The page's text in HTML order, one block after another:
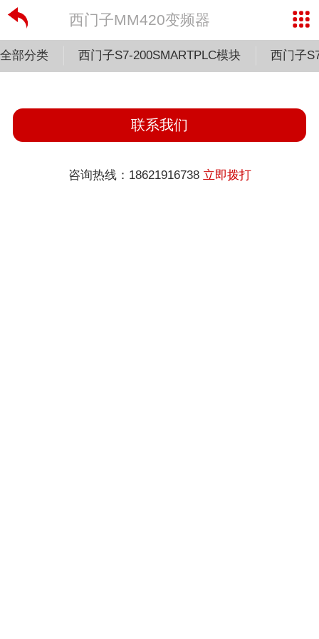
西门子MM420变频器
全部分类 西门子S7-200SMARTPLC模块 西门子
联系我们
咨询热线：18621916738 立即拨打